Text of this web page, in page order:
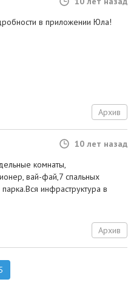
в приложении Юла!
Архив
10 лет назад
комнаты,
вай-фай,7 спальных
инфраструктура в
Архив